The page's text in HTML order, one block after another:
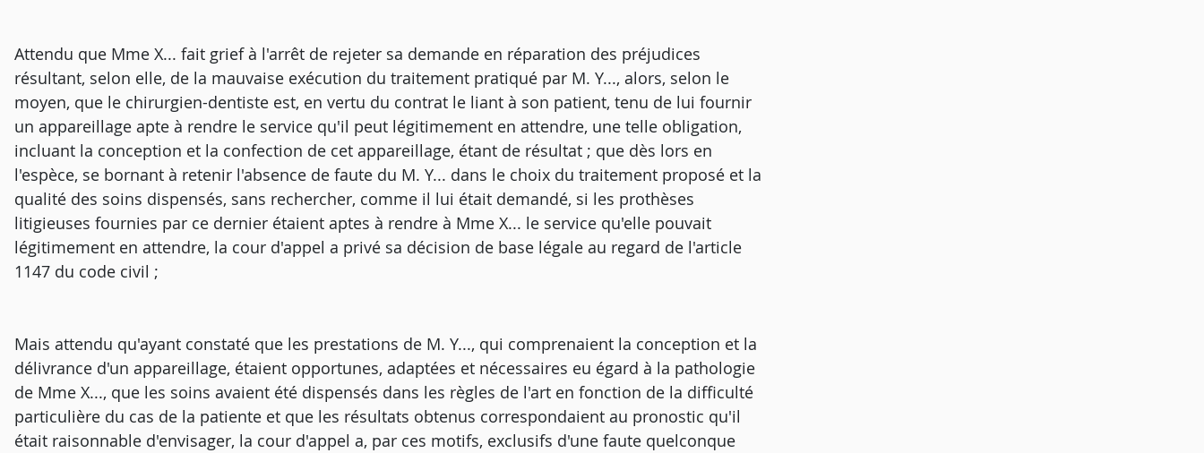
Attendu que Mme X... fait grief à l'arrêt de rejeter sa demande en réparation des préjudices
résultant, selon elle, de la mauvaise exécution du traitement pratiqué par M. Y..., alors, selon le
moyen, que le chirurgien-dentiste est, en vertu du contrat le liant à son patient, tenu de lui fournir
un appareillage apte à rendre le service qu'il peut légitimement en attendre, une telle obligation,
incluant la conception et la confection de cet appareillage, étant de résultat ; que dès lors en
l'espèce, se bornant à retenir l'absence de faute du M. Y... dans le choix du traitement proposé et la
qualité des soins dispensés, sans rechercher, comme il lui était demandé, si les prothèses
litigieuses fournies par ce dernier étaient aptes à rendre à Mme X... le service qu'elle pouvait
légitimement en attendre, la cour d'appel a privé sa décision de base légale au regard de l'article
1147 du code civil ;
Mais attendu qu'ayant constaté que les prestations de M. Y..., qui comprenaient la conception et la
délivrance d'un appareillage, étaient opportunes, adaptées et nécessaires eu égard à la pathologie
de Mme X..., que les soins avaient été dispensés dans les règles de l'art en fonction de la difficulté
particulière du cas de la patiente et que les résultats obtenus correspondaient au pronostic qu'il
était raisonnable d'envisager, la cour d'appel a, par ces motifs, exclusifs d'une faute quelconque